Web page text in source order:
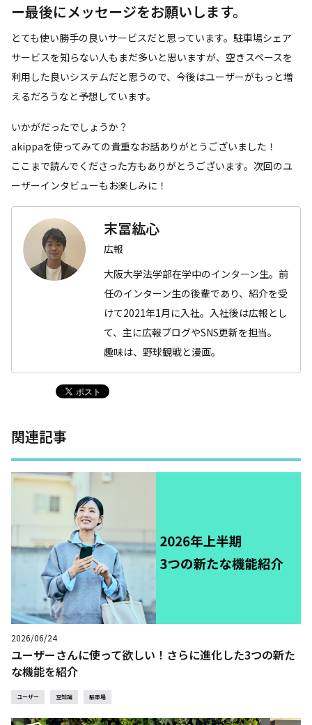
ー最後にメッセージをお願いします。
とても使い勝手の良いサービスだと思っています。駐車場シェア
サービスを知らない人もまだ多いと思いますが、空きスペースを
利用した良いシステムだと思うので、今後はユーザーがもっと増
えるだろうなと予想しています。
いかがだったでしょうか？
akippaを使ってみての貴重なお話ありがとうございました！
ここまで読んでくださった方もありがとうございます。次回のユ
ーザーインタビューもお楽しみに！
末冨紘心
広報
大阪大学法学部在学中のインターン生。前
任のインターン生の後輩であり、紹介を受
けて2021年1月に入社。入社後は広報とし
て、主に広報ブログやSNS更新を担当。
趣味は、野球観戦と漫画。
関連記事
2026/06/24
ユーザーさんに使って欲しい！さらに進化した3つの新た
な機能を紹介
ユーザー 豆知識 駐車場